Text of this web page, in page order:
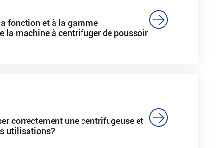
fonction et à la gamme
la machine à centrifuger de poussoir

correctement une centrifugeuse et
utilisations?
